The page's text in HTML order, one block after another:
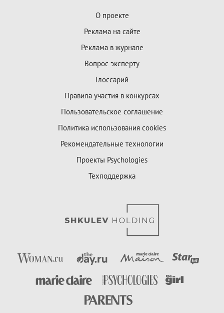
О проекте
Реклама на сайте
Реклама в журнале
Вопрос эксперту
Глоссарий
Правила участия в конкурсах
Пользовательское соглашение
Политика использования cookies
Рекомендательные технологии
Проекты Psychologies
Техподдержка